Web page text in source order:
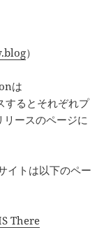
）
は
するとそれぞれプ
ースのページに
イトは以下のペー
There